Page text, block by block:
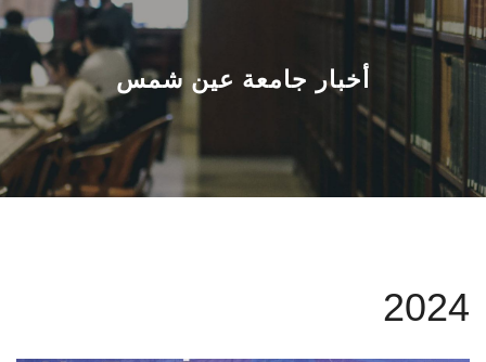
عن الجامعة
القطاعـات
الشئون الأكاديمية
البحث العلمي
أخبار جامعة عين شمس
2024